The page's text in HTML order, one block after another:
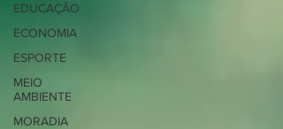
EDUCAÇÃO
ECONOMIA
ESPORTE
MEIO
AMBIENTE
MORADIA